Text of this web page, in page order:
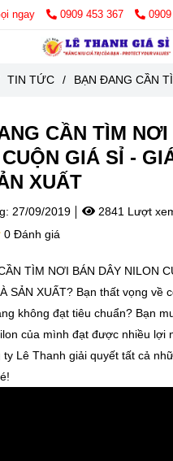
ngay 0909 453 367
TIN TỨC / BẠN ĐANG CẦN
CẦN TÌM
GIÁ SỈ -
XUẤT
27/09/2019
2841 Lượt
0 Đánh giá
TÌM NƠI BÁN DÂY NILON
SẢN XUẤT? Bạn thất vọng về
không đạt tiêu chuẩn? Bạn
của mình đạt được nhiều lợi
ty Lê Thanh giải quyết tất cả